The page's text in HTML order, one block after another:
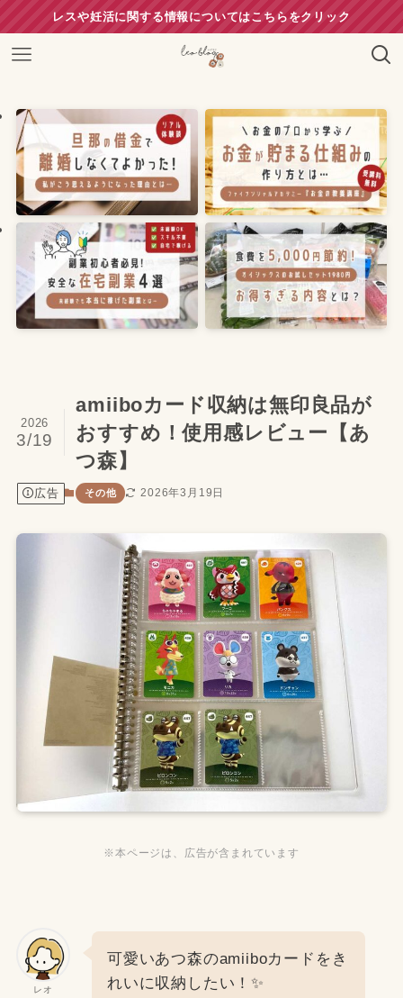
レスや妊活に関する情報についてはこちらをクリック
amiiboカード収納は無印良品が
おすすめ！使用感レビュー【あ
つ森】
2026
3/19
広告 その他 2026年3月19日
※本ページは、広告が含まれています
レオ
可愛いあつ森のamiiboカードをき
れいに収納したい！✨